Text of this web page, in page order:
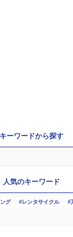
キーワードから探す
人気のキーワード
グ レンタサイクル